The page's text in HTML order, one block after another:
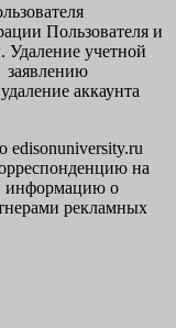
Пользователя и
Удаление учетной
аккаунта
edisonuniversity.ru
на
информацию о
рекламных